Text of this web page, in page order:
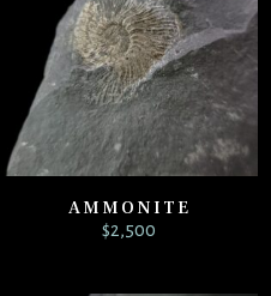
AMMONITE
$2,500